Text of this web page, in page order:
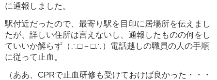
に通報しました。
駅付近だったので、最寄り駅を目印に居場所を伝えまし
たが、詳しい住所は言えないし、通報したものの何をし
ていいか解らず（∴□－□∴）電話越しの職員の人の手順
に従って止血。
（ああ、CPRで止血研修も受けておけば良かった・・・